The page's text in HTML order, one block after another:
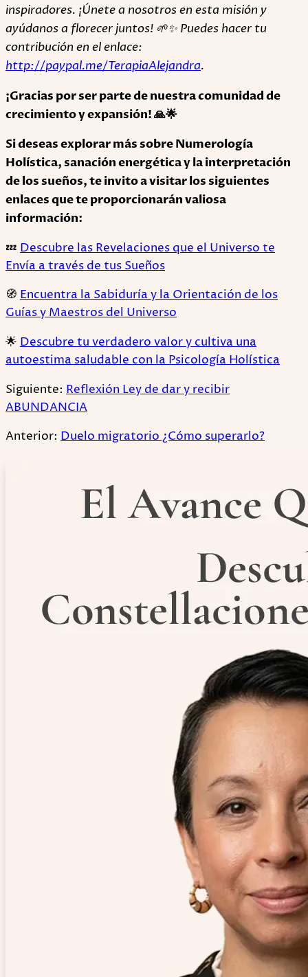
inspiradores. ¡Únete a nosotros en esta misión y
ayúdanos a florecer juntos! 🌱✨ Puedes hacer tu
contribución en el enlace:
http://paypal.me/TerapiaAlejandra.
¡Gracias por ser parte de nuestra comunidad de
crecimiento y expansión! 🙏🌟
Si deseas explorar más sobre Numerología
Holística, sanación energética y la interpretación
de los sueños, te invito a visitar los siguientes
enlaces que te proporcionarán valiosa
información:
💤 Descubre las Revelaciones que el Universo te
Envía a través de tus Sueños
🧭 Encuentra la Sabiduría y la Orientación de los
Guías y Maestros del Universo
🌟 Descubre tu verdadero valor y cultiva una
autoestima saludable con la Psicología Holística
Siguiente: Reflexión Ley de dar y recibir
ABUNDANCIA
Anterior: Duelo migratorio ¿Cómo superarlo?